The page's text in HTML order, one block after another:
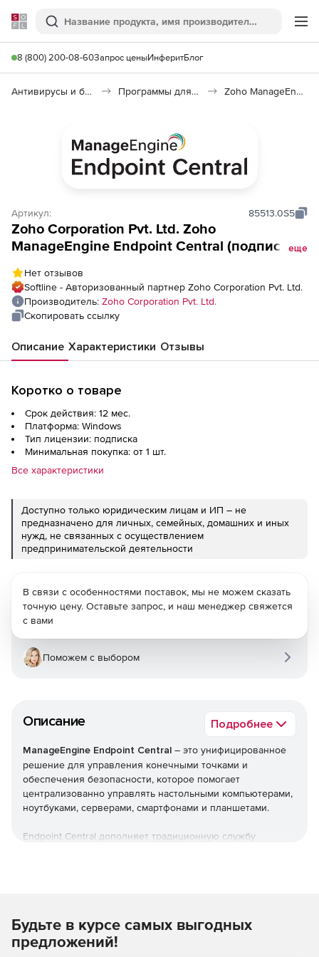
Softline
Поиск
8 (800) 200-08-60Запрос ценыИнферитБлог
Антивирусы и безопасность Программы для защиты информации Zoho ManageEngine Endpoint Central
Артикул: 85513.0S5
Zoho Corporation Pvt. Ltd. Zoho
ManageEngine Endpoint Central (подписка
Model Annual), fee for 1000 endpoints and
Single User License
еще
Нет отзывов
Softline - Авторизованный партнер Zoho Corporation Pvt. Ltd.
Производитель: Zoho Corporation Pvt. Ltd.
Скопировать ссылку
Описание Характеристики Отзывы
Коротко о товаре
Срок действия: 12 мес.
Платформа: Windows
Тип лицензии: подписка
Минимальная покупка: от 1 шт.
Все характеристики
Доступно только юридическим лицам и ИП – не
предназначено для личных, семейных, домашних и иных
нужд, не связанных с осуществлением
предпринимательской деятельности
Описание Подробнее
ManageEngine Endpoint Central – это унифицированное
решение для управления конечными точками и
обеспечения безопасности, которое помогает
централизованно управлять настольными компьютерами,
ноутбуками, серверами, смартфонами и планшетами.
Endpoint Central дополняет традиционную службу
образов и развертывание ОС. Кроме того,решение
позволяет управлять активами и лицензиями на ПО,
отслеживать статистику использования ПО, управлять
В связи с особенностями поставок, мы не можем сказать
точную цену. Оставьте запрос, и наш менеджер свяжется
с вами
Поможем с выбором
Будьте в курсе самых выгодных
предложений!